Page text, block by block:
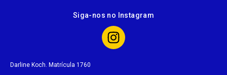
Siga-nos no Instagram
Darline Koch. Matrícula 1760